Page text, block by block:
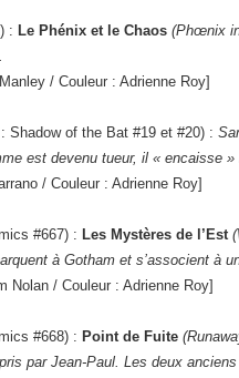
: Le Phénix et le Chaos (Phœnix
/ Couleur : Adrienne Roy]
Shadow of the Bat #19 et #20) :
est devenu tueur, il «
/ Couleur : Adrienne Roy]
#667) : Les Mystères de l’Est
à Gotham et s’associent à
Nolan / Couleur : Adrienne Roy]
#668) : Point de Fuite
par Jean-Paul. Les deux